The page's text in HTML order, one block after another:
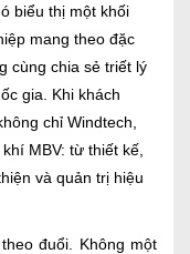
biểu thị một khối
mang theo đặc
cùng chia sẻ triết lý
gia. Khi khách
chỉ Windtech,
MBV: từ thiết kế,
và quản trị hiệu
đuổi. Không một